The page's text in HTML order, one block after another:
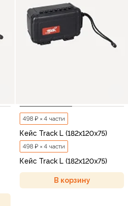
498 ₽ × 4 части
Кейс Track L (182х120х75)
498 ₽ × 4 части
Кейс Track L (182х120х75)
В корзину